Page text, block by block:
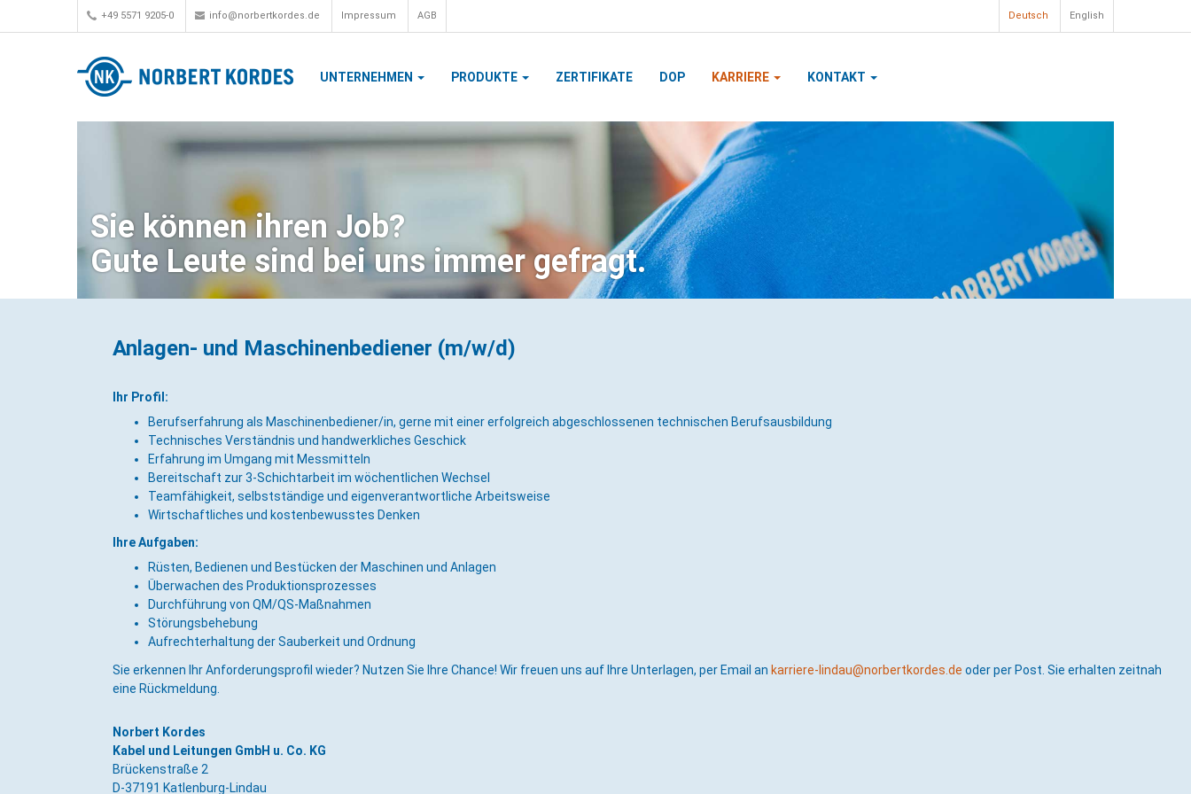
Deutsch English
+49 5571 9205-0 info@norbertkordes.de Impressum AGB
UNTERNEHMEN PRODUKTE ZERTIFIKATE DOP KARRIERE KONTAKT
Sie können ihren Job?
Gute Leute sind bei uns immer gefragt.
Anlagen- und Maschinenbediener (m/w/d)
Ihr Profil:
Berufserfahrung als Maschinenbediener/in, gerne mit einer erfolgreich abgeschlossenen technischen Berufsausbildung
Technisches Verständnis und handwerkliches Geschick
Erfahrung im Umgang mit Messmitteln
Bereitschaft zur 3-Schichtarbeit im wöchentlichen Wechsel
Teamfähigkeit, selbstständige und eigenverantwortliche Arbeitsweise
Wirtschaftliches und kostenbewusstes Denken
Ihre Aufgaben:
Rüsten, Bedienen und Bestücken der Maschinen und Anlagen
Überwachen des Produktionsprozesses
Durchführung von QM/QS-Maßnahmen
Störungsbehebung
Aufrechterhaltung der Sauberkeit und Ordnung
Sie erkennen Ihr Anforderungsprofil wieder? Nutzen Sie Ihre Chance! Wir freuen uns auf Ihre Unterlagen, per Email an karriere-lindau@norbertkordes.de oder per Post. Sie erhalten zeitnah
eine Rückmeldung.
Norbert Kordes
Kabel und Leitungen GmbH u. Co. KG
Brückenstraße 2
D-37191 Katlenburg-Lindau